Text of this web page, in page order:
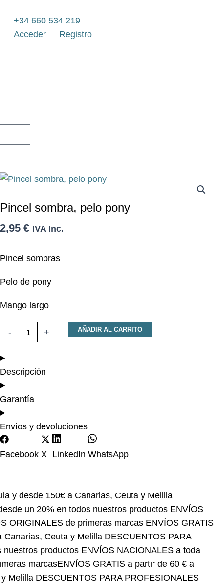
contenido
+34 660 534 219
Acceder
Registro
Pincel sombra, pelo pony
2,95 € IVA Inc.
Pincel sombras
Pelo de pony
Mango largo
-
pony
cantidad
+ AÑADIR AL CARRITO
Descripción
Garantía
Envíos y devoluciones
Facebook X LinkedIn WhatsApp
150€ a Canarias, Ceuta y Melilla DESCUENTOS
productosENVÍOS NACIONALES a toda
ENVÍOS GRATIS a partir de 60 € a península y
PARA PROFESIONALES desde un 20% en todos
PRODUCTOS ORIGINALES de primeras
y desde 150€ a Canarias, Ceuta y Melilla
en todos nuestros productosENVÍOS